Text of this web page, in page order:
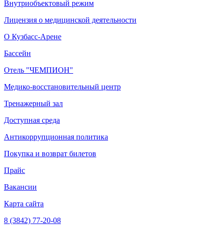
Внутриобъектовый режим
Лицензия о медицинской деятельности
О Кузбасс-Арене
Бассейн
Отель "ЧЕМПИОН"
Медико-восстановительный центр
Тренажерный зал
Доступная среда
Антикоррупционная политика
Покупка и возврат билетов
Прайс
Вакансии
Карта сайта
8 (3842) 77-20-08